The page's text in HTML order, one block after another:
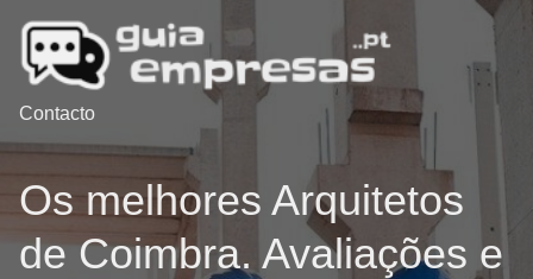
Contacto
Os melhores Arquitetos
de Coimbra. Avaliações e